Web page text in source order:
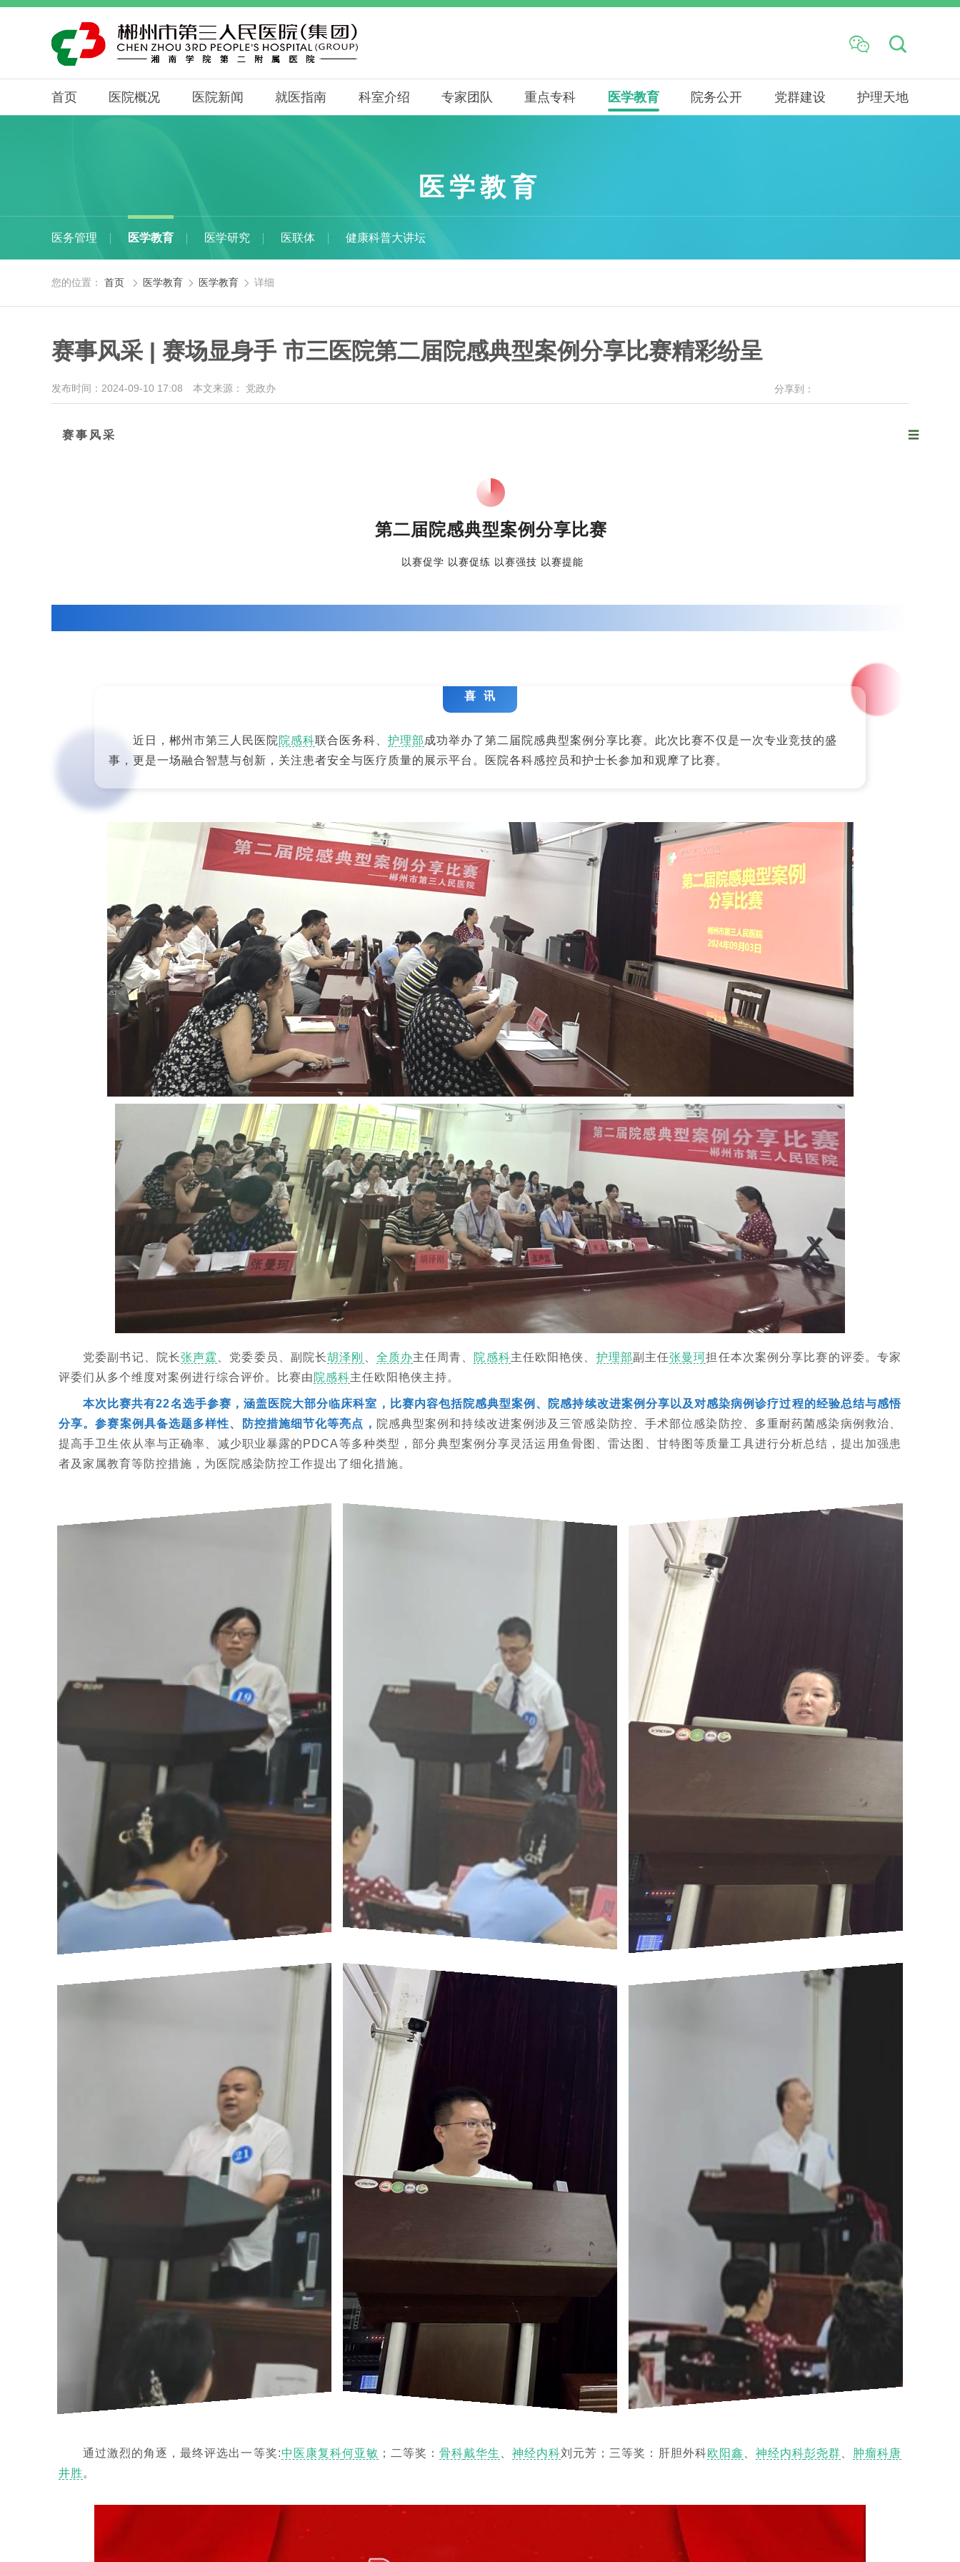
 
首页 医院概况 医院新闻 就医指南 科室介绍 专家团队 重点专科 医学教育 院务公开 党群建设 护理天地
医学教育
医务管理 医学教育 医学研究 医联体 健康科普大讲坛
您的位置： 首页  医学教育  医学教育  详细
赛事风采 | 赛场显身手 市三医院第二届院感典型案例分享比赛精彩纷呈
发布时间：2024-09-10 17:08 本文来源： 党政办 分享到：
赛事风采 ☰
第二届院感典型案例分享比赛
以赛促学 以赛促练 以赛强技 以赛提能
喜 讯
近日，郴州市第三人民医院 院感科联合医务科、护理部 成功举办了第二届院感典型案例分享比赛。此次比赛不仅是一次专业竞技的盛
事，更是一场融合智慧与创新，关注患者安全与医疗质量的展示平台。医院各科感控员和护士长参加和观摩了比赛。
党委副书记、院长张声霆 、党委委员、副院长胡泽刚 全质办主任周青、 院感科主任欧阳艳侠、 护理部副主任张曼珂担任本次案例分享比赛的评委。专家
评委们从多个维度对案例进行综合评价。比赛由 院感科主任欧阳艳侠主持。
本次比赛共有22名选手参赛，涵盖医院大部分临床科室，比赛内容包括院感典型案例、院感持续改进案例分享以及对感染病例诊疗过程的经验总结与感悟
分享。参赛案例具备选题多样性、防控措施细节化等亮点， 院感典型案例和持续改进案例涉及三管感染防控、手术部位感染防控、多重耐药菌感染病例救治、
提高手卫生依从率与正确率、减少职业暴露的PDCA等多种类型，部分典型案例分享灵活运用鱼骨图、雷达图、甘特图等质量工具进行分析总结，提出加强患
者及家属教育等防控措施，为医院感染防控工作提出了细化措施。
通过激烈的角逐，最终评选出一等奖:中医康复科何亚敏 ；二等奖： 骨科戴华生 、神经内科刘元芳；三等奖：肝胆外科欧阳鑫 神经内科彭尧群 肿瘤科唐
井胜 。